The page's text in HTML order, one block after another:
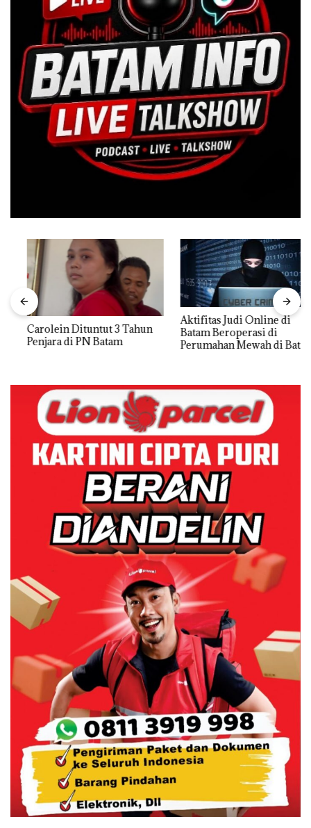
Carolein Dituntut 3 Tahun
Penjara di PN Batam
Aktifitas Judi Online di
Batam Beroperasi di
Perumahan Mewah di Batam